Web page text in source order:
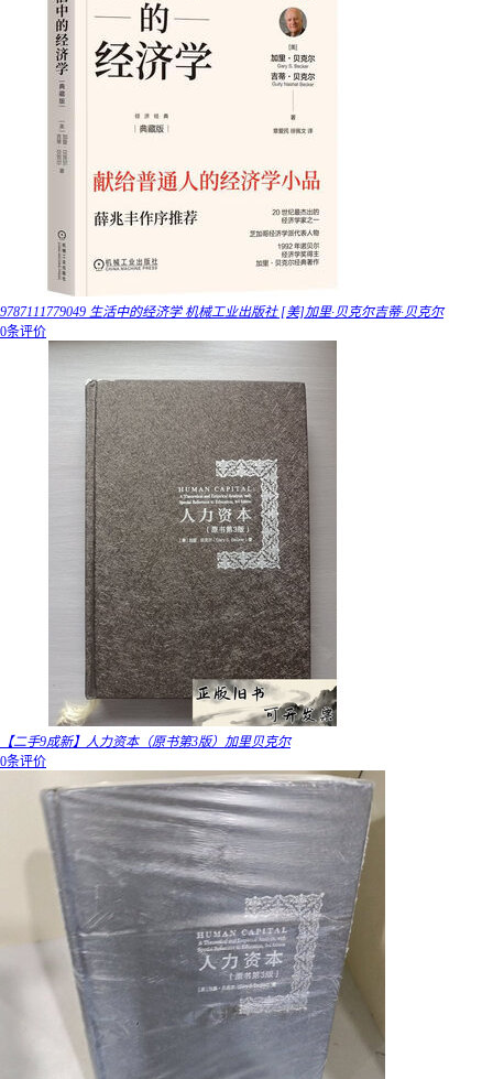
9787111779049 生活中的经济学 机械工业出版社 [美]加里·贝克尔吉蒂·贝克尔
0条评价
【二手9成新】人力资本（原书第3版）加里贝克尔
0条评价